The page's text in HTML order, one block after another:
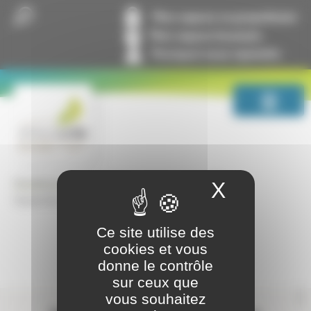
GrandLyon Habitat
Contactez-nous
Ce site utilise des
cookies et vous
donne le contrôle
sur ceux que
vous souhaitez
X